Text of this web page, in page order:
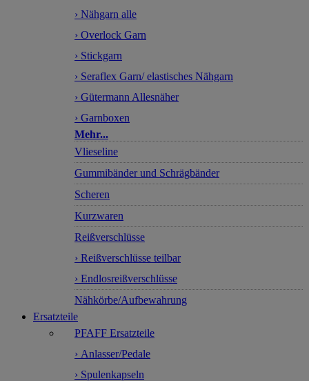
› Nähgarn alle
› Overlock Garn
› Stickgarn
› Seraflex Garn/ elastisches Nähgarn
› Gütermann Allesnäher
› Garnboxen
Mehr...
Vlieseline
Gummibänder und Schrägbänder
Scheren
Kurzwaren
Reißverschlüsse
› Reißverschlüsse teilbar
› Endlosreißverschlüsse
Nähkörbe/Aufbewahrung
Ersatzteile
PFAFF Ersatzteile
› Anlasser/Pedale
› Spulenkapseln